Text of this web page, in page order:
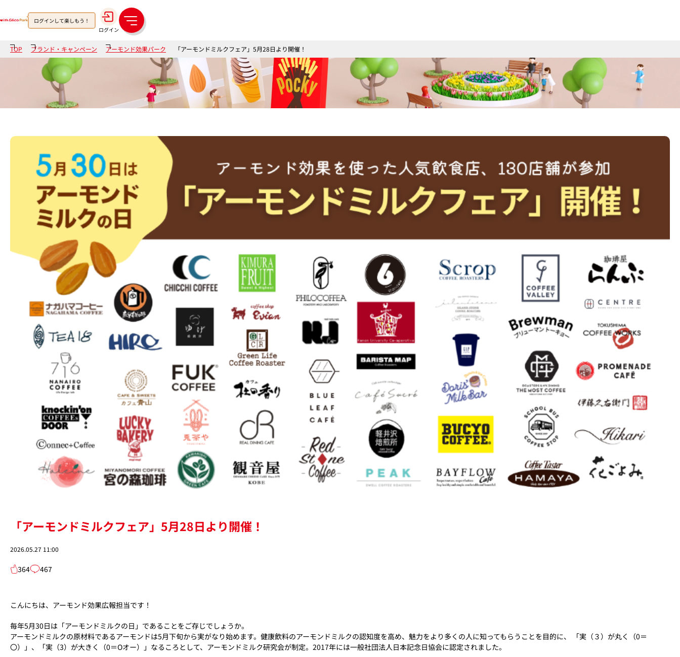
ログインして楽しもう！
ログイン
メ
ニ
ュ
ー
TOP ブランド・キャンペーン アーモンド効果パーク 「アーモンドミルクフェア」5月28日より開催！
「アーモンドミルクフェア」5月28日より開催！
2026.05.27 11:00
364 467
こんにちは、アーモンド効果広報担当です！
毎年5月30日は「アーモンドミルクの日」であることをご存じでしょうか。
アーモンドミルクの原材料であるアーモンドは5月下旬から実がなり始めます。健康飲料のアーモンドミルクの認知度を高め、魅力をより多くの人に知ってもらうことを目的に、 「実（３）が丸く（0＝
〇）」、「実（3）が大きく（0＝Oオー）」なるころとして、アーモンドミルク研究会が制定。2017年には一般社団法人日本記念日協会に認定されました。​